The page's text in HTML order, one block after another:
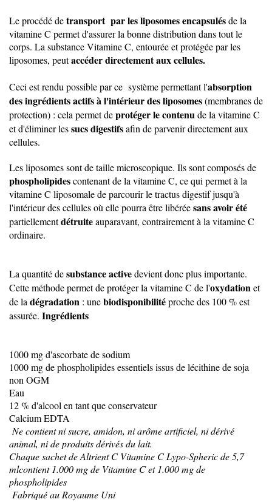
Le procédé detransport par les liposomes encapsulésde la
vitamine C permet d'assurer la bonne distribution dans tout le
corps. La substance Vitamine C, entourée et protégée par les
liposomes, peutaccéder directement aux cellules.
Ceci est rendu possible par ce système permettant l'absorption
des ingrédients actifs à l'intérieur des liposomes(membranes de
protection) : cela permet deprotéger le contenude la vitamine C
et d'éliminer lessucs digestifsafin de parvenir directement aux
cellules.
Les liposomes sont de taille microscopique. Ils sont composés de
phospholipidescontenant de la vitamine C, ce qui permet à la
vitamine C liposomale de parcourir le tractus digestif jusqu'à
l'intérieur des cellules où elle pourra être libéréesans avoir été
partiellementdétruiteauparavant, contrairement à la vitamine C
ordinaire.
La quantité desubstance activedevient donc plus importante.
Cette méthode permet de protéger la vitamine C de l'oxydationet
de la dégradation : unebiodisponibilitéproche des 100 % est
assurée. Ingrédients
1000 mg d'ascorbate de sodium
1000 mg de phospholipides essentiels issus de lécithine de soja
non OGM
Eau
12 % d'alcool en tant que conservateur
Calcium EDTA
Ne contient ni sucre, amidon, ni arôme artificiel, ni dérivé
animal, ni de produits dérivés du lait.
Chaque sachet de Altrient C Vitamine C Lypo-Spheric de 5,7
mlcontient 1.000 mg de Vitamine C et 1.000 mg de
phospholipides
Fabriqué au Royaume Uni